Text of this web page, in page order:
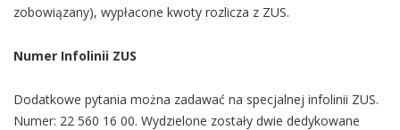
zobowiązany), wypłacone kwoty rozlicza z ZUS.
Numer Infolinii ZUS
Dodatkowe pytania można zadawać na specjalnej infolinii ZUS.
Numer: 22 560 16 00. Wydzielone zostały dwie dedykowane